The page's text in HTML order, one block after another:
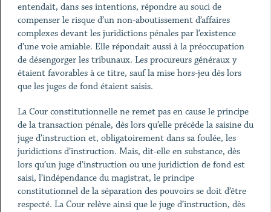
entendait, dans ses intentions, répondre au souci de
compenser le risque d’un non-aboutissement d’affaires
complexes devant les juridictions pénales par l’existence
d’une voie amiable. Elle répondait aussi à la préoccupation
de désengorger les tribunaux. Les procureurs généraux y
étaient favorables à ce titre, sauf la mise hors-jeu dès lors
que les juges de fond étaient saisis.
La Cour constitutionnelle ne remet pas en cause le principe
de la transaction pénale, dès lors qu’elle précède la saisine du
juge d’instruction et, obligatoirement dans sa foulée, les
juridictions d’instruction. Mais, dit-elle en substance, dès
lors qu’un juge d’instruction ou une juridiction de fond est
saisi, l’indépendance du magistrat, le principe
constitutionnel de la séparation des pouvoirs se doit d’être
respecté. La Cour relève ainsi que le juge d’instruction, dès